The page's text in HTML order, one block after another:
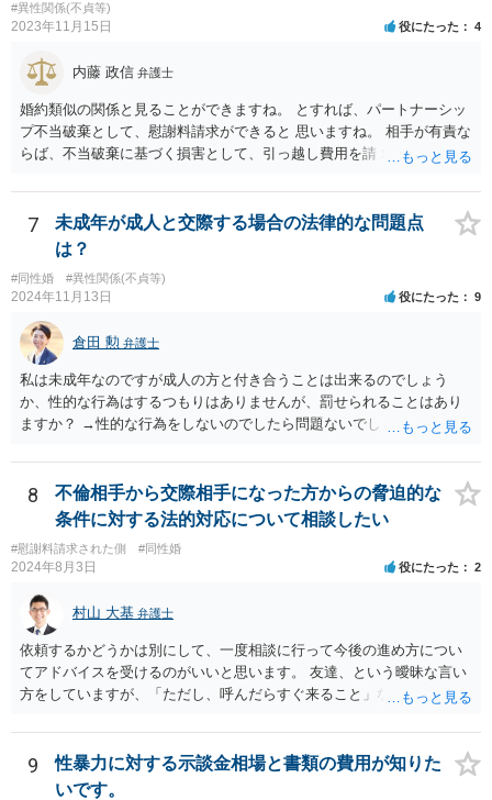
#異性関係(不貞等)
2023年11月15日 役にたった 4
内藤 政信 弁護士
婚約類似の関係と見ることができますね。 とすれば、パートナーシッ
プ不当破棄として、慰謝料請求ができると 思いますね。 相手が有責な
らば、不当破棄に基づく損害として、引っ越し費用を請 求できるよう
7
未成年が成人と交際する場合の法律的な問題点
は？
#同性婚 #異性関係(不貞等)
2024年11月13日 役にたった 9
倉田 勲 弁護士
私は未成年なのですが成人の方と付き合うことは出来るのでしょう
か、性的な行為はするつもりはありませんが、罰せられることはあり
ますか？ →性的な行為をしないのでしたら問題ないでしょう
8
不倫相手から交際相手になった方からの脅迫的な
条件に対する法的対応について相談したい
#慰謝料請求された側 #同性婚
2024年8月3日 役にたった 2
村山 大基 弁護士
依頼するかどうかは別にして、一度相談に行って今後の進め方につい
てアドバイスを受けるのがいいと思います。 友達、という曖昧な言い
方をしていますが、「ただし、呼んだらすぐ来ること」などと条件を
通り関わりを断つ方向がいいと思います。
9
性暴力に対する示談金相場と書類の費用が知りた
いです。